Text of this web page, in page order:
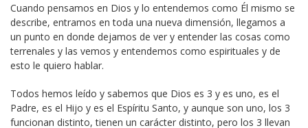
Cuando pensamos en Dios y lo entendemos como Él mismo se
describe, entramos en toda una nueva dimensión, llegamos a
un punto en donde dejamos de ver y entender las cosas como
terrenales y las vemos y entendemos como espirituales y de
esto le quiero hablar.
Todos hemos leído y sabemos que Dios es 3 y es uno, es el
Padre, es el Hijo y es el Espíritu Santo, y aunque son uno, los 3
funcionan distinto, tienen un carácter distinto, pero los 3 llevan